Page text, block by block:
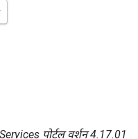
पोर्टल वर्शन 4.17.01